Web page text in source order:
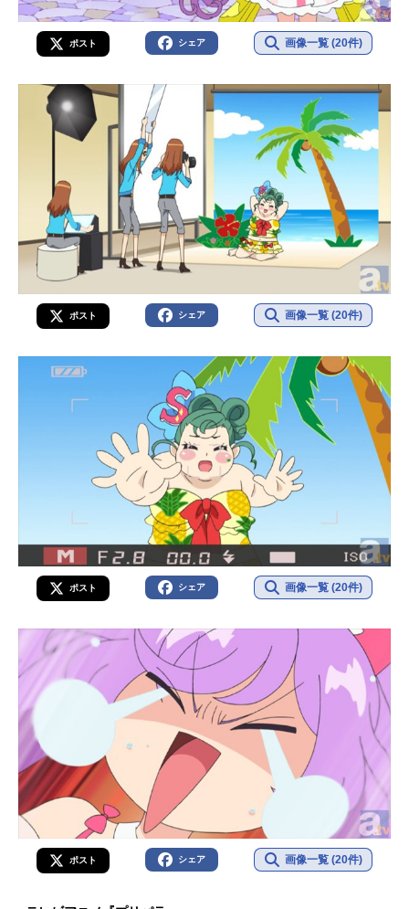
ポスト シェア 画像一覧 (20件)
ポスト シェア 画像一覧 (20件)
ポスト シェア 画像一覧 (20件)
ポスト シェア 画像一覧 (20件)